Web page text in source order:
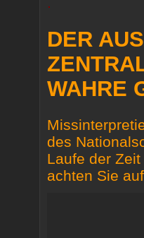
DER
WAHRE
des
Laufe der
achten Sie